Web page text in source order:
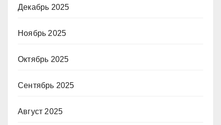
Декабрь 2025
Ноябрь 2025
Октябрь 2025
Сентябрь 2025
Август 2025